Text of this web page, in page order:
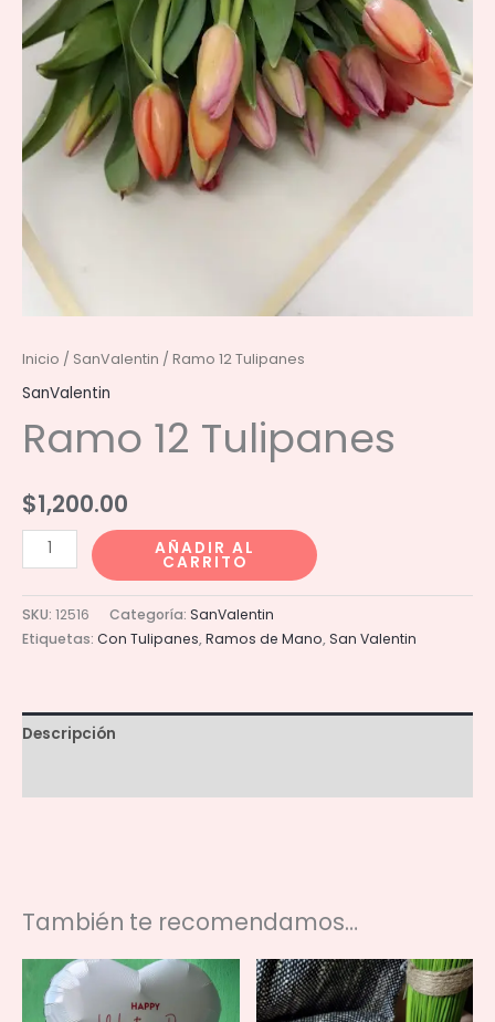
Inicio / SanValentin / Ramo 12 Tulipanes
SanValentin
Ramo 12 Tulipanes
$1,200.00
Ramo
12
Tulipanes
cantidad
AÑADIR AL
CARRITO
SKU: 12516 Categoría: SanValentin
Etiquetas: Con Tulipanes,Ramos de Mano,San Valentin
Descripción
También te recomendamos…